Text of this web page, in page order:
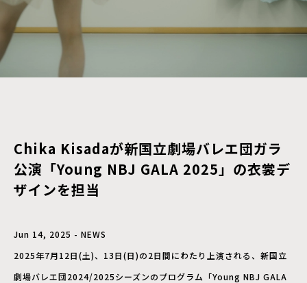
Chika Kisadaが新国立劇場バレエ団ガラ
公演「Young NBJ GALA 2025」の衣裳デ
ザインを担当
Jun 14, 2025 - NEWS
2025年7月12日(土)、13日(日)の2日間にわたり上演される、新国立
劇場バレエ団2024/2025シーズンのプログラム「Young NBJ GALA